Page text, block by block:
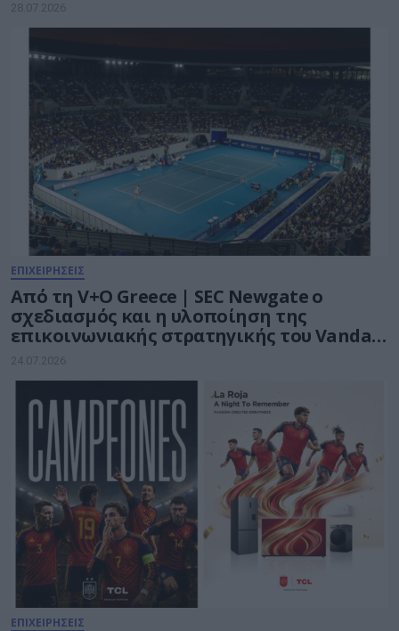
28.07.2026
ΕΠΙΧΕΙΡΗΣΕΙΣ
Από τη V+O Greece | SEC Newgate ο
σχεδιασμός και η υλοποίηση της
επικοινωνιακής στρατηγικής του Vanda
Pharmaceuticals Athens Open WTA 250
24.07.2026
ΕΠΙΧΕΙΡΗΣΕΙΣ